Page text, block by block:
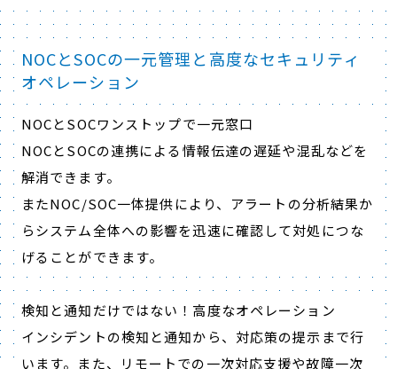
NOCとSOCの一元管理と高度なセキュリティ
オペレーション
NOCとSOCワンストップで一元窓口
NOCとSOCの連携による情報伝達の遅延や混乱などを
解消できます。
またNOC/SOC一体提供により、アラートの分析結果か
らシステム全体への影響を迅速に確認して対処につな
げることができます。
検知と通知だけではない！高度なオペレーション
インシデントの検知と通知から、対応策の提示まで行
います。また、リモートでの一次対応支援や故障一次